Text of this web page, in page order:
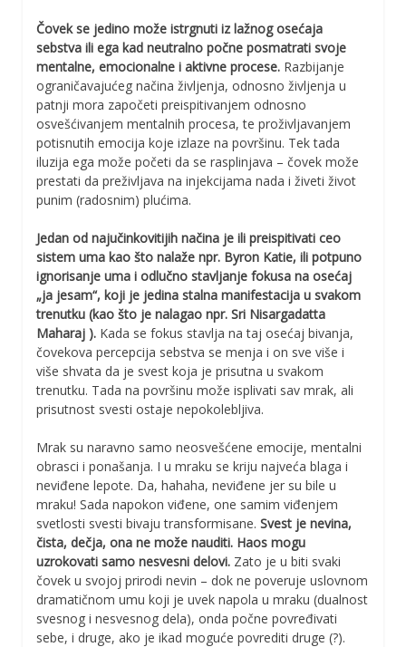
Čovek se jedino može istrgnuti iz lažnog osećaja
sebstva ili ega kad neutralno počne posmatrati svoje
mentalne, emocionalne i aktivne procese. Razbijanje
ograničavajućeg načina življenja, odnosno življenja u
patnji mora započeti preispitivanjem odnosno
osvešćivanjem mentalnih procesa, te proživljavanjem
potisnutih emocija koje izlaze na površinu. Tek tada
iluzija ega može početi da se rasplinjava – čovek može
prestati da preživljava na injekcijama nada i živeti život
punim (radosnim) plućima.
Jedan od najučinkovitijih načina je ili preispitivati ceo
sistem uma kao što nalaže npr. Byron Katie, ili potpuno
ignorisanje uma i odlučno stavljanje fokusa na osećaj
„ja jesam“, koji je jedina stalna manifestacija u svakom
trenutku (kao što je nalagao npr. Sri Nisargadatta
Maharaj ). Kada se fokus stavlja na taj osećaj bivanja,
čovekova percepcija sebstva se menja i on sve više i
više shvata da je svest koja je prisutna u svakom
trenutku. Tada na površinu može isplivati sav mrak, ali
prisutnost svesti ostaje nepokolebljiva.
Mrak su naravno samo neosvešćene emocije, mentalni
obrasci i ponašanja. I u mraku se kriju najveća blaga i
neviđene lepote. Da, hahaha, neviđene jer su bile u
mraku! Sada napokon viđene, one samim viđenjem
svetlosti svesti bivaju transformisane. Svest je nevina,
čista, dečja, ona ne može nauditi. Haos mogu
uzrokovati samo nesvesni delovi. Zato je u biti svaki
čovek u svojoj prirodi nevin – dok ne poveruje uslovnom
dramatičnom umu koji je uvek napola u mraku (dualnost
svesnog i nesvesnog dela), onda počne povređivati
sebe, i druge, ako je ikad moguće povrediti druge (?).